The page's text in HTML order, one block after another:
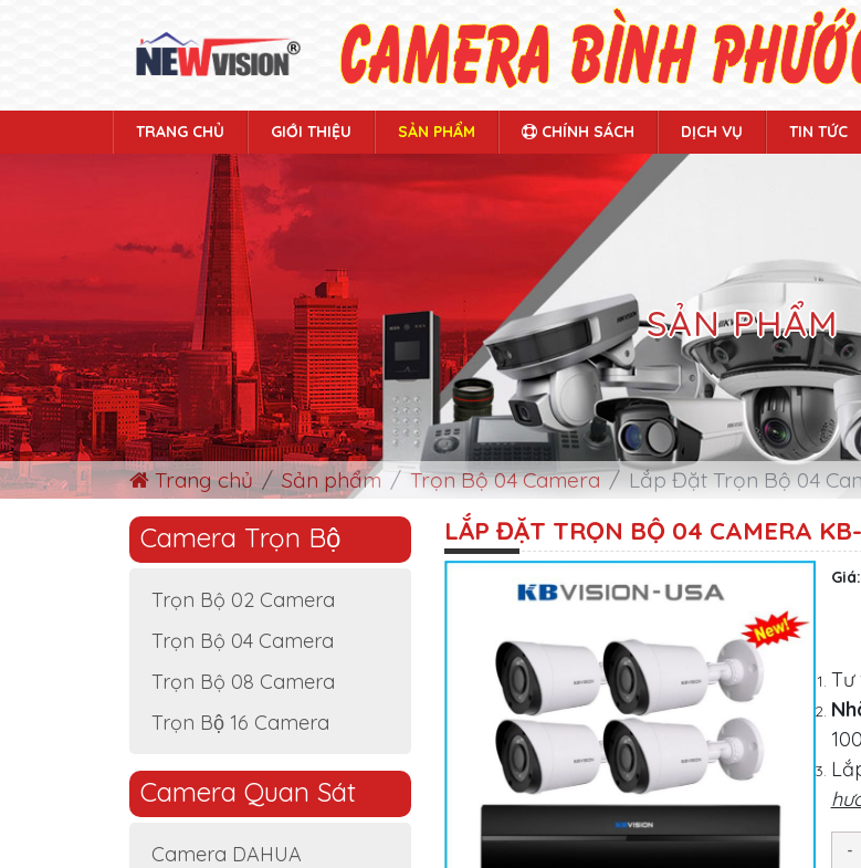
TRANG CHỦ GIỚI THIỆU SẢN PHẨM CHÍNH SÁCH DỊCH VỤ TIN TỨC
SẢN PHẨM
Trang chủ Sản phẩm Trọn Bộ 04 Camera Lắp Đặt Trọn Bộ 04
LẮP ĐẶT TRỌN BỘ 04 CAMERA
Giá:
Tư
Camera Trọn Bộ
Trọn Bộ 02 Camera
Trọn Bộ 04 Camera
Trọn Bộ 08 Camera
Trọn Bộ 16 Camera
Camera Quan Sát
Camera DAHUA